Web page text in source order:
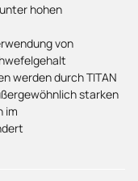
hohen
von
werden durch TITAN
starken
im